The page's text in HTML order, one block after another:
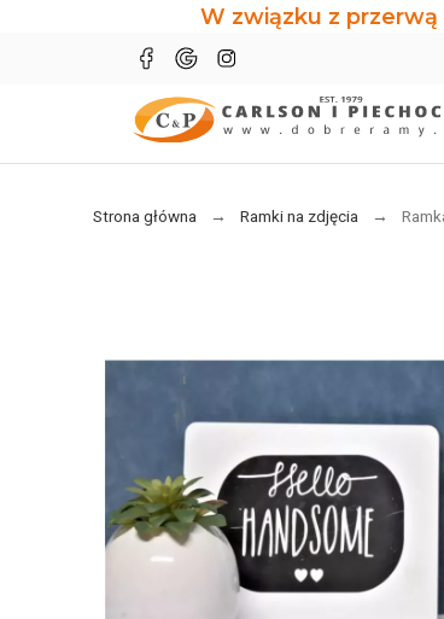
W związku z
Strona główna Ramki na zdjęcia